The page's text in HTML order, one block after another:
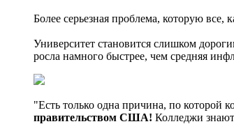
Более серьезная проблема, которую
Университет становится слишком
росла намного быстрее, чем средняя
"Есть только одна причина, по которой
правительством США! Колледжи